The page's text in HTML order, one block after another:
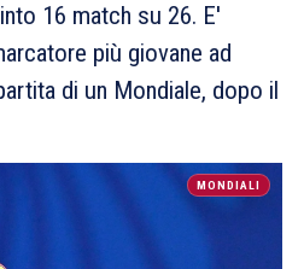
16 match su 26. E'
più giovane ad
di un Mondiale, dopo il
MONDIALI